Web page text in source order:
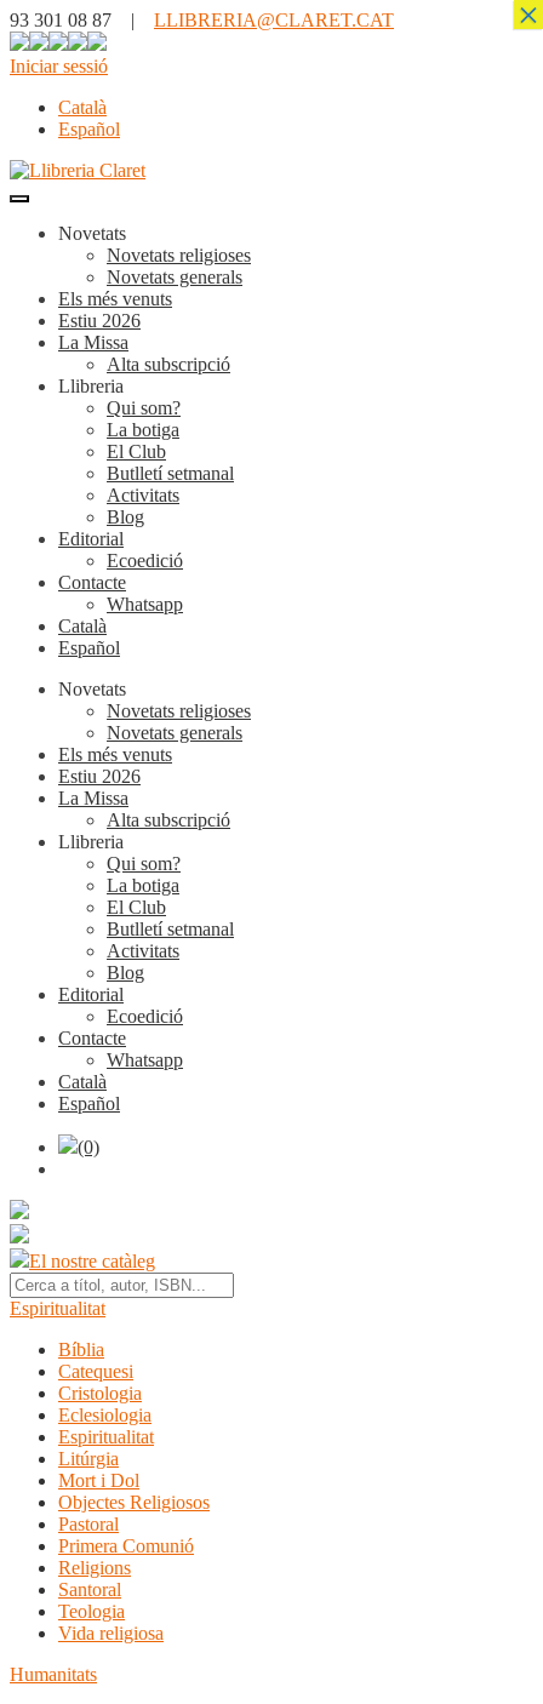
93 301 08 87 | LLIBRERIA@CLARET.CAT
Iniciar sessió
Català
Español
Novetats
Novetats religioses
Novetats generals
Els més venuts
Estiu 2026
La Missa
Alta subscripció
Llibreria
Qui som?
La botiga
El Club
Butlletí setmanal
Activitats
Blog
Editorial
Ecoedició
Contacte
Whatsapp
Català
Español
Novetats
Novetats religioses
Novetats generals
Els més venuts
Estiu 2026
La Missa
Alta subscripció
Llibreria
Qui som?
La botiga
El Club
Butlletí setmanal
Activitats
Blog
Editorial
Ecoedició
Contacte
Whatsapp
Català
Español
(0)
El nostre catàleg
Espiritualitat
Bíblia
Catequesi
Cristologia
Eclesiologia
Espiritualitat
Litúrgia
Mort i Dol
Objectes Religiosos
Pastoral
Primera Comunió
Religions
Santoral
Teologia
Vida religiosa
Humanitats
×